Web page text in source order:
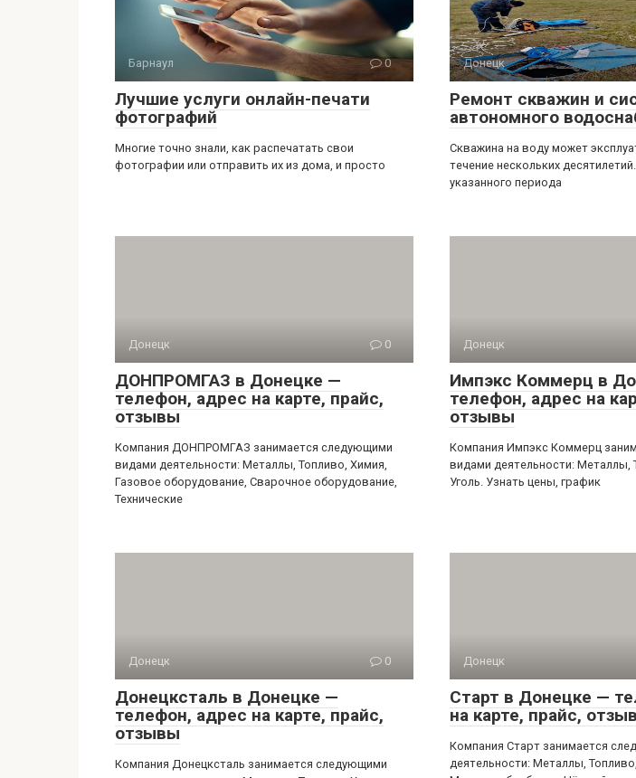
Барнаул 0
Лучшие услуги онлайн-печати
фотографий
Многие точно знали, как распечатать свои
фотографии или отправить их из дома, и просто
Донецк
Ремонт скважин и
автономного
Скважина на воду может
течение нескольких
указанного периода
Донецк 0
ДОНПРОМГАЗ в Донецке —
телефон, адрес на карте, прайс,
отзывы
Компания ДОНПРОМГАЗ занимается следующими
видами деятельности: Металлы, Топливо, Химия,
Газовое оборудование, Сварочное оборудование,
Технические
Донецк
Импэкс Коммерц в
телефон, адрес на
отзывы
Компания Импэкс Коммерц
видами деятельности: Металлы,
Уголь. Узнать цены, график
Донецк 0
Донецксталь в Донецке —
телефон, адрес на карте, прайс,
отзывы
Компания Донецксталь занимается следующими
Донецк
Старт в Донецке —
на карте, прайс,
Компания Старт занимается
деятельности: Металлы,